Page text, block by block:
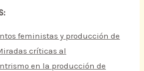
feministas y producción de
críticas al
en la producción de